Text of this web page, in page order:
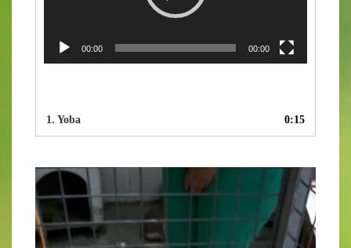
00:00 00:00
1. Yoba 0:15
Video-
Player